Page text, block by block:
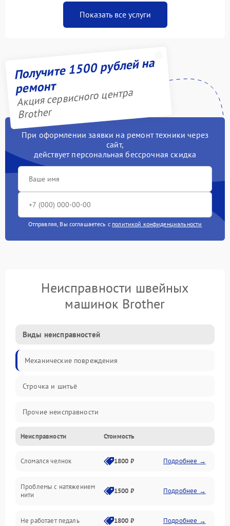
Показать все услуги
Получите 1500 рублей на
ремонт
Акция сервисного центра
Brother
При оформлении заявки на ремонт техники через
сайт,
действует персональная бессрочная скидка
Отправляя, Вы соглашаетесь с политикой конфиденциальности
Неисправности швейных
машинок Brother
Виды неисправностей
Механические повреждения
Строчка и шитьё
Прочие неисправности
Электроника
Управление и электроника
Подача ткани
Игловодитель и механизмы
Неисправности Стоимость
Сломался челнок 1800 ₽ Подробнее →
Проблемы с натяжением
нити
1500 ₽ Подробнее →
Не работает педаль 1800 ₽ Подробнее →